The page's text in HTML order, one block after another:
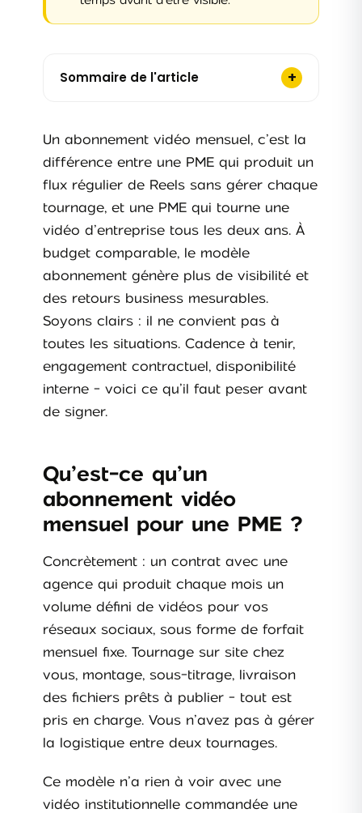
Sommaire de l'article +
Un abonnement vidéo mensuel, c’est la
différence entre une PME qui produit un
flux régulier de Reels sans gérer chaque
tournage, et une PME qui tourne une
vidéo d’entreprise tous les deux ans. À
budget comparable, le modèle
abonnement génère plus de visibilité et
des retours business mesurables.
Soyons clairs : il ne convient pas à
toutes les situations. Cadence à tenir,
engagement contractuel, disponibilité
interne - voici ce qu’il faut peser avant
de signer.
Qu’est-ce qu’un
abonnement vidéo
mensuel pour une PME ?
Concrètement : un contrat avec une
agence qui produit chaque mois un
volume défini de vidéos pour vos
réseaux sociaux, sous forme de forfait
mensuel fixe. Tournage sur site chez
vous, montage, sous-titrage, livraison
des fichiers prêts à publier - tout est
pris en charge. Vous n’avez pas à gérer
la logistique entre deux tournages.
Ce modèle n’a rien à voir avec une
vidéo institutionnelle commandée une